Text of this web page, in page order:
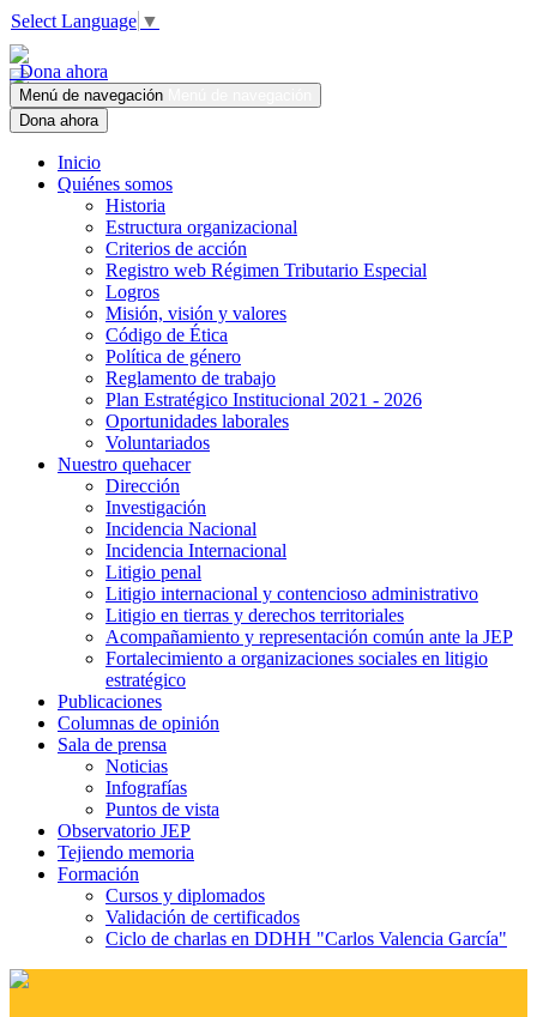
Select Language ▼
Dona ahora
Menú de navegación
Dona ahora
Inicio
Quiénes somos
Historia
Estructura organizacional
Criterios de acción
Registro web Régimen Tributario Especial
Logros
Misión, visión y valores
Código de Ética
Política de género
Reglamento de trabajo
Plan Estratégico Institucional 2021 - 2026
Oportunidades laborales
Voluntariados
Nuestro quehacer
Dirección
Investigación
Incidencia Nacional
Incidencia Internacional
Litigio penal
Litigio internacional y contencioso administrativo
Litigio en tierras y derechos territoriales
Acompañamiento y representación común ante la JEP
Fortalecimiento a organizaciones sociales en litigio
estratégico
Publicaciones
Columnas de opinión
Sala de prensa
Noticias
Infografías
Puntos de vista
Observatorio JEP
Tejiendo memoria
Formación
Cursos y diplomados
Validación de certificados
Ciclo de charlas en DDHH "Carlos Valencia García"